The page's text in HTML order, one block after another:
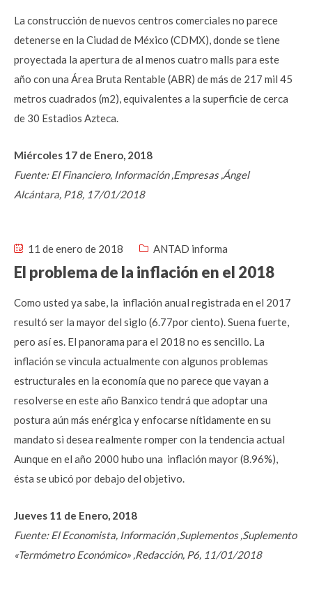
La construcción de nuevos centros comerciales no parece
detenerse en la Ciudad de México (CDMX), donde se tiene
proyectada la apertura de al menos cuatro malls para este
año con una Área Bruta Rentable (ABR) de más de 217 mil 45
metros cuadrados (m2), equivalentes a la superficie de cerca
de 30 Estadios Azteca.
Miércoles 17 de Enero, 2018
Fuente: El Financiero, Información ,Empresas ,Ángel
Alcántara, P18, 17/01/2018
11 de enero de 2018 ANTAD informa
El problema de la inflación en el 2018
Como usted ya sabe, la inflación anual registrada en el 2017
resultó ser la mayor del siglo (6.77por ciento). Suena fuerte,
pero así es. El panorama para el 2018 no es sencillo. La
inflación se vincula actualmente con algunos problemas
estructurales en la economía que no parece que vayan a
resolverse en este año Banxico tendrá que adoptar una
postura aún más enérgica y enfocarse nítidamente en su
mandato si desea realmente romper con la tendencia actual
Aunque en el año 2000 hubo una inflación mayor (8.96%),
ésta se ubicó por debajo del objetivo.
Jueves 11 de Enero, 2018
Fuente: El Economista, Información ,Suplementos ,Suplemento
«Termómetro Económico» ,Redacción, P6, 11/01/2018